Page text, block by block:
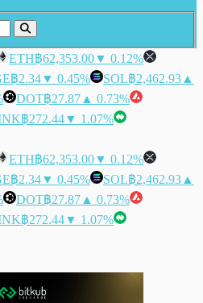
ETH฿62,353.00▼ 0.12%
฿2.34▼ 0.45% SOL฿2,462.93 ▲
DOT฿27.87 ▲ 0.73%
฿272.44▼ 1.07%
ETH฿62,353.00▼ 0.12%
฿2.34▼ 0.45% SOL฿2,462.93 ▲
DOT฿27.87 ▲ 0.73%
฿272.44▼ 1.07%